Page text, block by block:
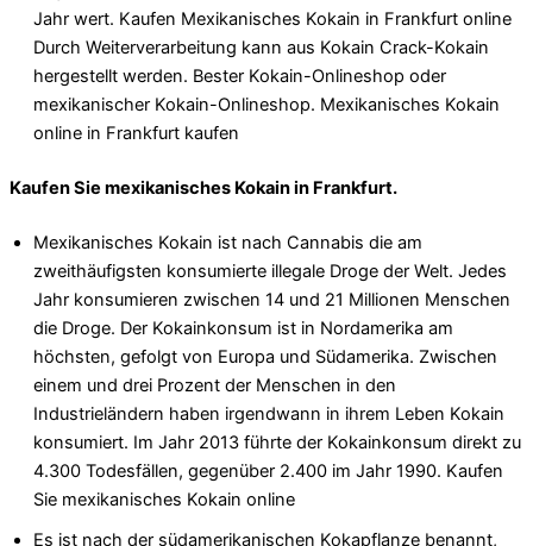
Jahr wert. Kaufen Mexikanisches Kokain in Frankfurt online
Durch Weiterverarbeitung kann aus Kokain Crack-Kokain
hergestellt werden. Bester Kokain-Onlineshop oder
mexikanischer Kokain-Onlineshop. Mexikanisches Kokain
online in Frankfurt kaufen
Kaufen Sie mexikanisches Kokain in Frankfurt.
Mexikanisches Kokain ist nach Cannabis die am
zweithäufigsten konsumierte illegale Droge der Welt. Jedes
Jahr konsumieren zwischen 14 und 21 Millionen Menschen
die Droge. Der Kokainkonsum ist in Nordamerika am
höchsten, gefolgt von Europa und Südamerika. Zwischen
einem und drei Prozent der Menschen in den
Industrieländern haben irgendwann in ihrem Leben Kokain
konsumiert. Im Jahr 2013 führte der Kokainkonsum direkt zu
4.300 Todesfällen, gegenüber 2.400 im Jahr 1990. Kaufen
Sie mexikanisches Kokain online
Es ist nach der südamerikanischen Kokapflanze benannt,